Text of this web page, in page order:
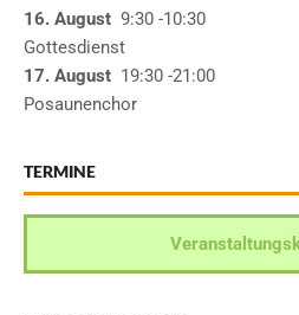
16. August 9:30 -10:30
Gottesdienst
17. August 19:30 -21:00
Posaunenchor
TERMINE